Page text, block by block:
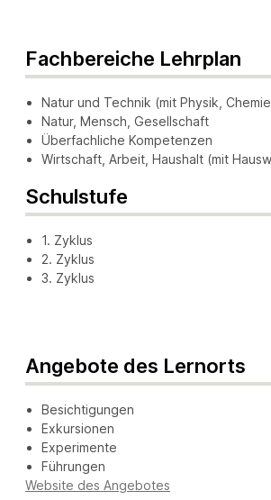
Fachbereiche Lehrplan
Natur und Technik (mit Physik,
Natur, Mensch, Gesellschaft
Überfachliche Kompetenzen
Wirtschaft, Arbeit, Haushalt (mit
Schulstufe
1. Zyklus
2. Zyklus
3. Zyklus
Angebote des Lernorts
Besichtigungen
Exkursionen
Experimente
Führungen
Website des Angebotes